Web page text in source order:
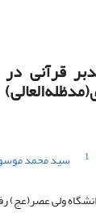
قرآنی
1 سید محمد
ولی عصر(عج)